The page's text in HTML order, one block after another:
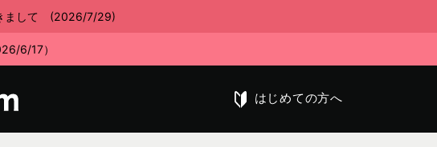
まして (2026/7/29)
6/17）
はじめての方へ